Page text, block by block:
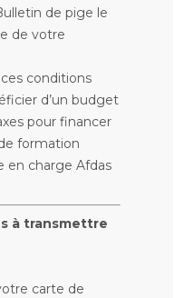
de pige le
de votre
conditions
d’un budget
pour financer
formation
en charge Afdas
à transmettre
carte de